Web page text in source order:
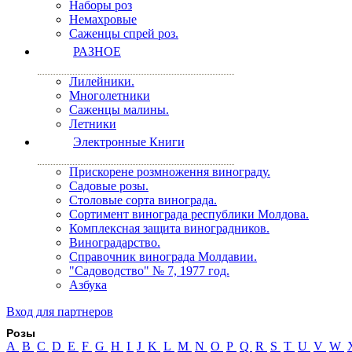
Наборы роз
Немахровые
Саженцы спрей роз.
РАЗНОЕ
Лилейники.
Многолетники
Саженцы малины.
Летники
Электронные Книги
Прискорене розмноження винограду.
Садовые розы.
Столовые сорта винограда.
Сортимент винограда республики Молдова.
Комплексная защита виноградников.
Виноградарство.
Справочник винограда Молдавии.
"Садоводство" № 7, 1977 год.
Азбука
Вход для партнеров
Розы
A B C D E F G H I J K L M N O P Q R S T U V W